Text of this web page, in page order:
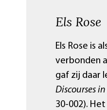
Els Rose
Els Rose is
verbonden
gaf zij daar
Discourses
30-002).